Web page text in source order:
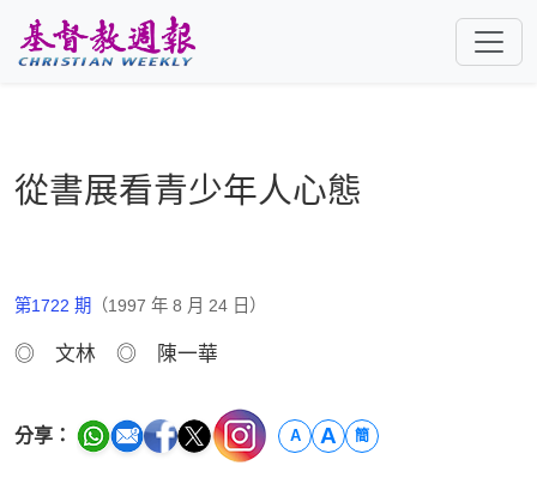
從書展看青少年人心態
第1722 期 （1997 年 8 月 24 日）
◎ 文林 ◎ 陳一華
分享： A A 簡